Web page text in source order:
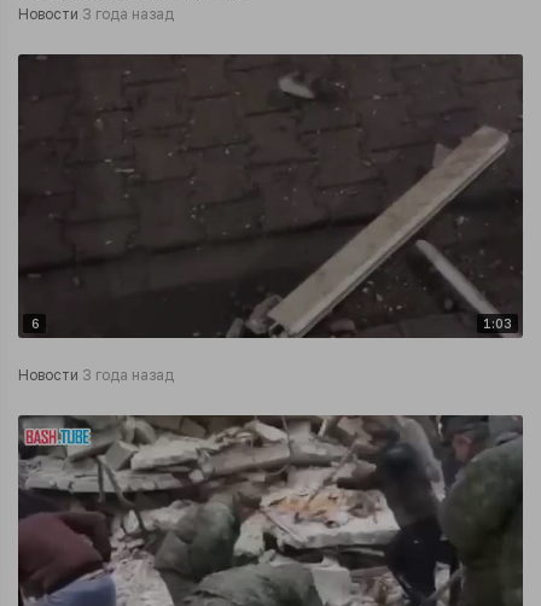
Новости 3 года назад
6 1:03
Новости 3 года назад